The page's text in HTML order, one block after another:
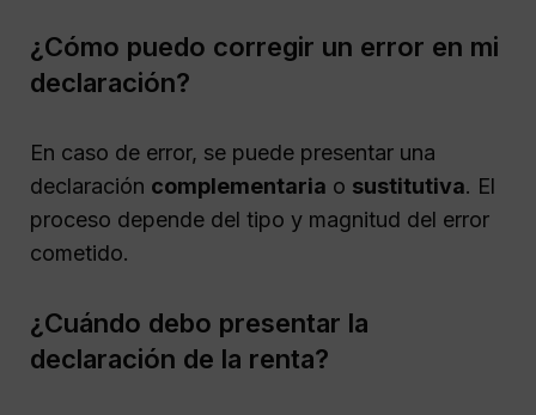
¿Cómo puedo corregir un error en mi
declaración?
En caso de error, se puede presentar una
declaración complementaria o sustitutiva. El
proceso depende del tipo y magnitud del error
cometido.
¿Cuándo debo presentar la
declaración de la renta?